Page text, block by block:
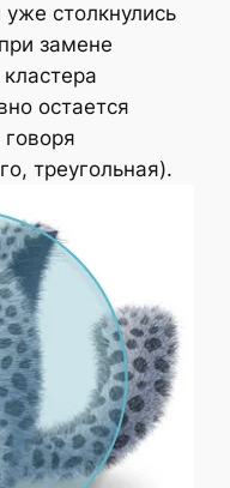
столкнулись
замене
остается
треугольная).